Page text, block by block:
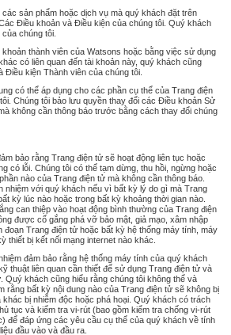
sản phẩm hoặc dịch vụ mà quý khách đặt trên
Điều khoản và Điều kiện của chúng tôi. Quý khách
chúng tôi.
thành viên của Watsons hoặc bằng việc sử dụng
có liên quan đến tài khoản này, quý khách cũng
kiện Thành viên của chúng tôi.
có thể áp dụng cho các phần cụ thể của Trang điện
Chúng tôi bảo lưu quyền thay đổi các Điều khoản Sử
không cần thông báo trước bằng cách thay đổi chúng
bảo rằng Trang điện tử sẽ hoạt động liên tục hoặc
có lỗi. Chúng tôi có thể tạm dừng, thu hồi, ngừng hoặc
nào của Trang điện tử mà không cần thông báo.
nhiệm với quý khách nếu vì bất kỳ lý do gì mà Trang
kỳ lúc nào hoặc trong bất kỳ khoảng thời gian nào.
can thiệp vào hoạt động bình thường của Trang điện
được cố gắng phá vỡ bảo mật, giả mạo, xâm nhập
đoạn Trang điện tử hoặc bất kỳ hệ thống máy tính, máy
thiết bị kết nối mạng internet nào khác.
đảm bảo rằng hệ thống máy tính của quý khách
thuật liên quan cần thiết để sử dụng Trang điện tử và
khách cũng hiểu rằng chúng tôi không thể và
rằng bất kỳ nội dung nào của Trang điện tử sẽ không bị
bị nhiễm độc hoặc phá hoại. Quý khách có trách
tục và kiểm tra vi-rút (bao gồm kiểm tra chống vi-rút
để đáp ứng các yêu cầu cụ thể của quý khách về tính
đầu vào và đầu ra.